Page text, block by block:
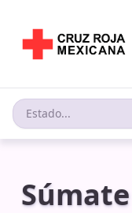
Estado...